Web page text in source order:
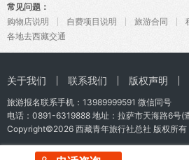
常见问题：
购物店说明
自费项目说明 旅游合同
各地去西藏交通
关于我们 联系我们 版权声明
旅游报名联系手机： 13989999591 微信同号
电话：0891-6319888 地址：拉萨市天海路6号(
Copyright©2026 西藏青年旅行社总社 版权所有